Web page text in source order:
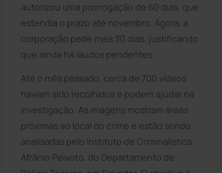
autorizou uma prorrogação de 60 dias, que
estendia o prazo até novembro. Agora, a
corporação pede mais 30 dias, justificando
que ainda há laudos pendentes.
Até o mês passado, cerca de 700 vídeos
haviam sido recolhidos e podem ajudar na
investigação. As imagens mostram áreas
próximas ao local do crime e estão sendo
analisadas pelo Instituto de Criminalística
Afrânio Peixoto, do Departamento de